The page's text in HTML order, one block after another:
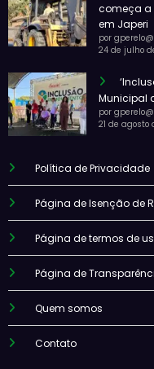
começa a
em Japeri
por
24 de julho
Municipal
por
21 de agosto
Política de Privacidade
Página de Isenção de
Página de termos de
Página de
Quem somos
Contato